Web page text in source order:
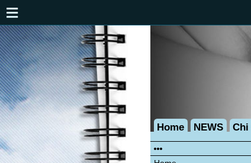
Home
TNA, Milano, 25/10/2019